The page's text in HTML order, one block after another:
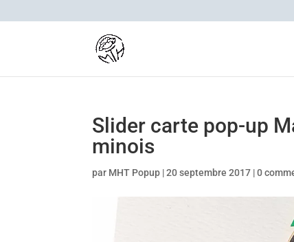
Slider carte pop-up
minois
par MHT Popup |20 septembre 2017 |0